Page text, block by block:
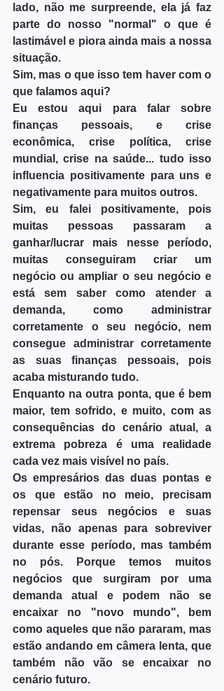
lado, não me surpreende, ela já faz
parte do nosso "normal" o que é
lastimável e piora ainda mais a nossa
situação.
Sim, mas o que isso tem haver com o
que falamos aqui?
Eu estou aqui para falar sobre
finanças pessoais, e crise
econômica, crise política, crise
mundial, crise na saúde... tudo isso
influencia positivamente para uns e
negativamente para muitos outros.
Sim, eu falei positivamente, pois
muitas pessoas passaram a
ganhar/lucrar mais nesse período,
muitas conseguiram criar um
negócio ou ampliar o seu negócio e
está sem saber como atender a
demanda, como administrar
corretamente o seu negócio, nem
consegue administrar corretamente
as suas finanças pessoais, pois
acaba misturando tudo.
Enquanto na outra ponta, que é bem
maior, tem sofrido, e muito, com as
consequências do cenário atual, a
extrema pobreza é uma realidade
cada vez mais visível no país.
Os empresários das duas pontas e
os que estão no meio, precisam
repensar seus negócios e suas
vidas, não apenas para sobreviver
durante esse período, mas também
no pós. Porque temos muitos
negócios que surgiram por uma
demanda atual e podem não se
encaixar no "novo mundo", bem
como aqueles que não pararam, mas
estão andando em câmera lenta, que
também não vão se encaixar no
cenário futuro.